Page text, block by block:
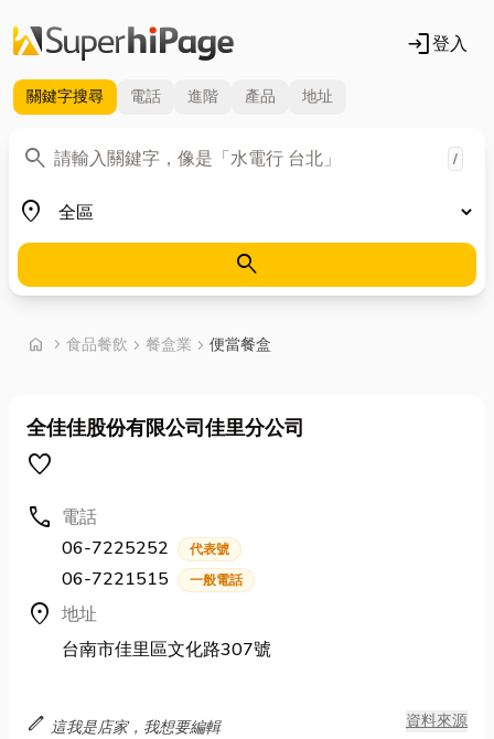
login登入
關鍵字搜尋 電話 進階 產品 地址
search
關鍵字 /
place
地區
search
home chevron_right 首頁
食品餐飲 chevron_right 餐盒業 chevron_right 便當餐盒
全佳佳股份有限公司佳里分公司
favorite
call 電話
06-7225252
代表號
06-7221515 一般電話
location_on 地址
台南市佳里區文化路307號
edit 這我是店家，我想要編輯 資料來源